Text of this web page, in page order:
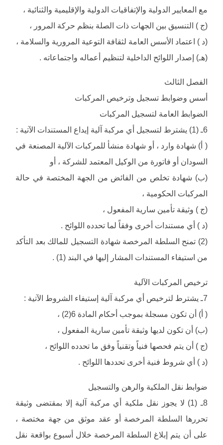
مع المعايير الدولية والإتفاقيات الدولية والإقليمية والثنائية ،
(ج ) التنسيق بين الجهات ذات الصلة بنظم حركة المرور ،
(د ) اعتماد الأسس العامة لثقافة التوعية المرورية والسلامة ،
(هـ) إصدار اللوائح الداخلية لتنظيم أعماله واجتماعاته .
الفصل الثالث
أسس وضوابط تسجيل وترخيص المركبات
الضوابط العامة لتسجيل المركبات
6ـ (1) يشترط لتسجيل أي مركبة آلية إيداع المستندات الآتية :
( أ) شهادة وارد ، أو شهادة منشأ للمركبات الآلية المصنعة في
السودان أو فاتورة من الوكيل المعتمد للشركة ، أو
(ب) شهادة تخلص من الفائض من الجهة المختصة في حالة
المركبات الحكومية ،
(ج ) وثيقة تأمين سارية المفعول ،
(د ) أي مستندات أخرى وفقاً لما تحدده اللوائح .
(2) تمنح السلطة المرخصة شهادة التسجيل للمالك بعد التأكد
من استيفاء المستندات المشار إليها في البند (1) .
ترخيص المركبات الآلية
7ـ يشترط لترخيص أي مركبة آلية إستيفاء الشروط الآتية :
( أ) أن تكون مسجلة بموجب أحكام المادة 6(2) ،
(ب) أن تكون لديها وثيقة تأمين سارية المفعول ،
(ج ) أن يتم فحصها فنياً وتقنياً وفق ما تحدده اللوائح ،
(د ) أي شروط فنية أخرى تحددها اللوائح .
ضوابط نقل الملكية والرهن والتسجيل
8ـ (1) لا يجوز نقل ملكية أي مركبة آلية إلا بمقتضى وثيقة
تحررها السلطة المرخصة أو عقد موثق من جهة مختصة ،
على أن يتم إبلاغ السلطة المرخصة خلال أسبوع بواقعة نقل